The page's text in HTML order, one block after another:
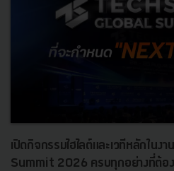
เปิดกิจกรรมไฮไลต์และเวทีหลักใน
Summit 2026 ครบทุกอย่างที่ต้อง